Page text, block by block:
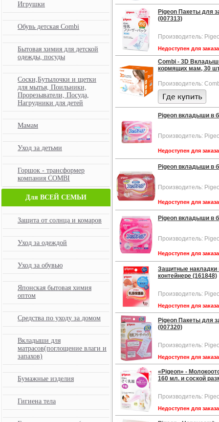
Игрушки
Обувь детская Combi
Бытовая химия для детской
одежды, посуды
Соски,Бутылочки и щетки
для мытья, Поильники,
Прорезыватели, Посуда,
Нагрудники для детей
Мамам
Уход за детьми
Горшок - трансформер
компания COMBI
Для ВСЕЙ СЕМЬИ
Защита от солнца и комаров
Уход за одеждой
Уход за обувью
Японская бытовая химия
оптом
Средства по уходу за домом
Вкладыши для
матрасов(поглощение влаги и
запахов)
Бумажные изделия
Гигиена тела
Pigeon Пакеты для
(007313)
Производитель:
Недоступен для
Combi - 3D
кормящих мам, 30
Производитель:
Pigeon вкладыши в
Производитель:
Недоступен для
Pigeon вкладыши в
Производитель:
Недоступен для
Pigeon вкладыши в
Производитель:
Недоступен для
Защитные накладки
контейнере (161848)
Производитель:
Недоступен для
Pigeon Пакеты для
(007320)
Производитель:
Недоступен для
«Pigeon» -
160 мл. и соской
Производитель:
Недоступен для